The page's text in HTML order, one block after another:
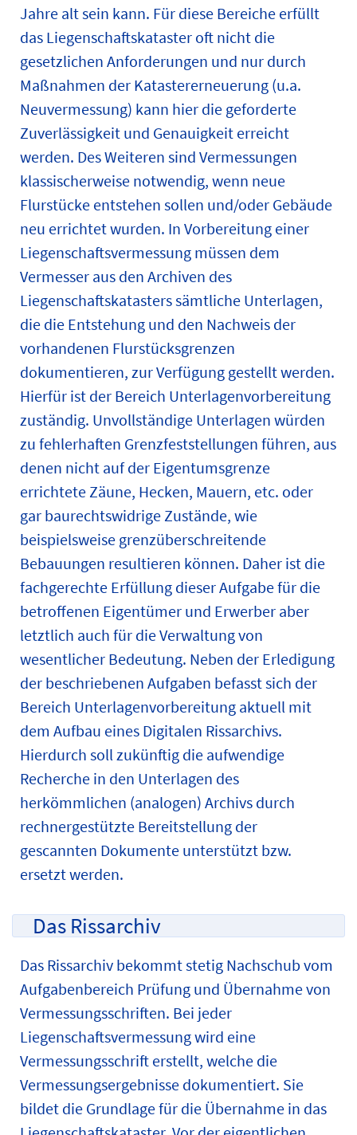
Jahre alt sein kann. Für diese Bereiche erfüllt
das Liegenschaftskataster oft nicht die
gesetzlichen Anforderungen und nur durch
Maßnahmen der Katastererneuerung (u.a.
Neuvermessung) kann hier die geforderte
Zuverlässigkeit und Genauigkeit erreicht
werden. Des Weiteren sind Vermessungen
klassischerweise notwendig, wenn neue
Flurstücke entstehen sollen und/oder Gebäude
neu errichtet wurden. In Vorbereitung einer
Liegenschaftsvermessung müssen dem
Vermesser aus den Archiven des
Liegenschaftskatasters sämtliche Unterlagen,
die die Entstehung und den Nachweis der
vorhandenen Flurstücksgrenzen
dokumentieren, zur Verfügung gestellt werden.
Hierfür ist der Bereich Unterlagenvorbereitung
zuständig. Unvollständige Unterlagen würden
zu fehlerhaften Grenzfeststellungen führen, aus
denen nicht auf der Eigentumsgrenze
errichtete Zäune, Hecken, Mauern, etc. oder
gar baurechtswidrige Zustände, wie
beispielsweise grenzüberschreitende
Bebauungen resultieren können. Daher ist die
fachgerechte Erfüllung dieser Aufgabe für die
betroffenen Eigentümer und Erwerber aber
letztlich auch für die Verwaltung von
wesentlicher Bedeutung. Neben der Erledigung
der beschriebenen Aufgaben befasst sich der
Bereich Unterlagenvorbereitung aktuell mit
dem Aufbau eines Digitalen Rissarchivs.
Hierdurch soll zukünftig die aufwendige
Recherche in den Unterlagen des
herkömmlichen (analogen) Archivs durch
rechnergestützte Bereitstellung der
gescannten Dokumente unterstützt bzw.
ersetzt werden.
Das Rissarchiv
Das Rissarchiv bekommt stetig Nachschub vom
Aufgabenbereich Prüfung und Übernahme von
Vermessungsschriften. Bei jeder
Liegenschaftsvermessung wird eine
Vermessungsschrift erstellt, welche die
Vermessungsergebnisse dokumentiert. Sie
bildet die Grundlage für die Übernahme in das